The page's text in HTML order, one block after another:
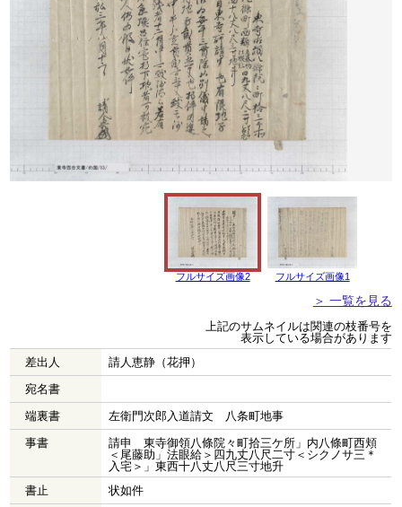
フルサイズ画像2 フルサイズ画像1
＞ 一覧を見る
上記のサムネイルは関連の枝番号を
表示している場合があります
差出人
請人恵静（花押）
宛名書
端裏書
左衛門次郎入道請文 八条町地事
事書
請申 東寺御領八條院々町拾三ケ所」内八條町西頬
＜尾藤助」法眼給＞四九丈八尺二寸＜シクノサ三＊
入宅＞」東西十八丈八尺三寸地升
書止
状如件